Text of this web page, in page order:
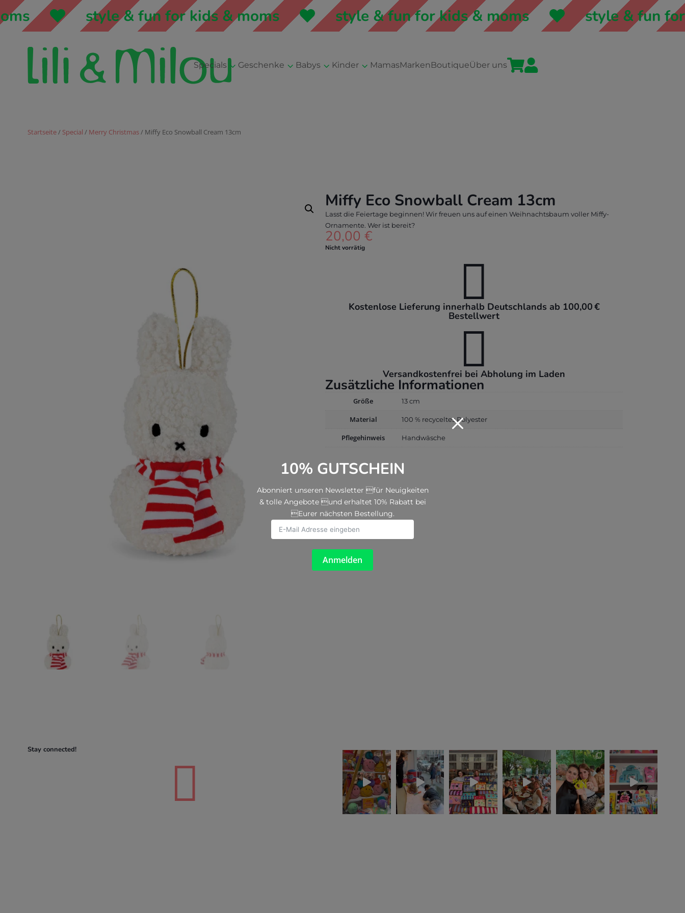
style & fun for kids & moms style & fun for kids & moms style & fun for
Specials 3 Geschenke 3 Babys 3 Kinder3 MamasMarkenBoutiqueÜber uns 
M
10% GUTSCHEIN
Abonniert unseren Newsletter für Neuigkeiten
& tolle Angebote und erhaltet 10% Rabatt bei
Eurer nächsten Bestellung.
Anmelden
Startseite/ Special / Merry Christmas/ Miffy Eco Snowball Cream 13cm
Miffy Eco Snowball Cream 13cm
Lasst die Feiertage beginnen! Wir freuen uns auf einen Weihnachtsbaum voller Miffy-
Ornamente. Wer ist bereit?
20,00 €
Nicht vorrätig

Kostenlose Lieferung innerhalb Deutschlands ab 100,00 €
Bestellwert

Versandkostenfrei bei Abholung im Laden
Zusätzliche Informationen
Größe 13 cm
Material 100 % recyceltes Polyester
Pflegehinweis Handwäsche
Stay connected!
